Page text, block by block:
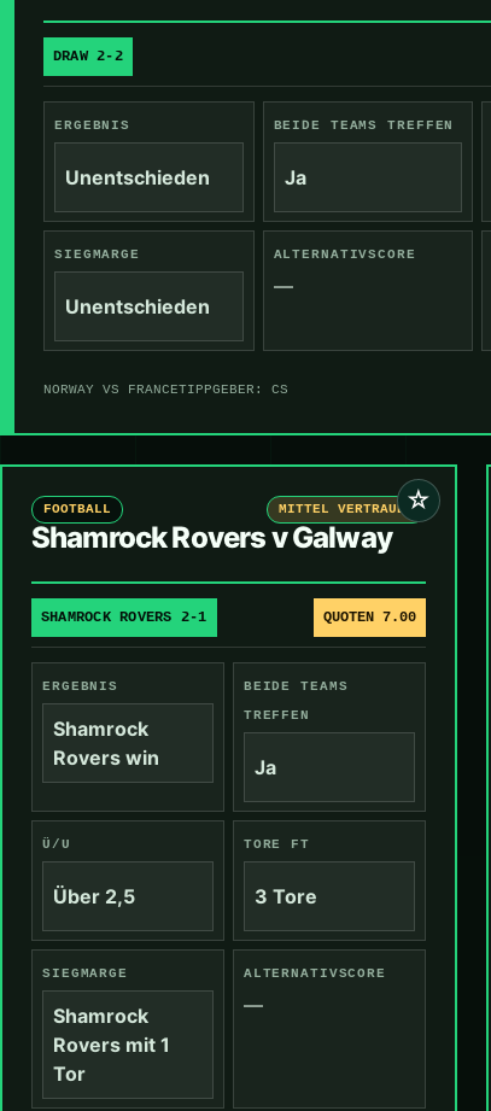
DRAW 2-2
ERGEBNIS
Unentschieden
BEIDE TEAMS TREFFEN
Ja
SIEGMARGE
Unentschieden
ALTERNATIVSCORE
—
NORWAY VS FRANCETIPPGEBER: CS
☆
FOOTBALL MITTEL VERTRAUEN
Shamrock Rovers v Galway
SHAMROCK ROVERS 2-1 QUOTEN 7.00
ERGEBNIS
Shamrock
Rovers win
BEIDE TEAMS
TREFFEN
Ja
Ü/U
Über 2,5
TORE FT
3 Tore
SIEGMARGE
Shamrock
Rovers mit 1
Tor
ALTERNATIVSCORE
—